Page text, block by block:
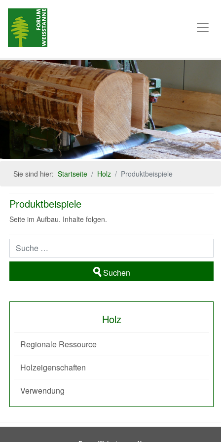
Sie sind hier:Startseite Holz Produktbeispiele
Produktbeispiele
Seite im Aufbau. Inhalte folgen.
Suchen
Holz
Regionale Ressource
Holzeigenschaften
Verwendung